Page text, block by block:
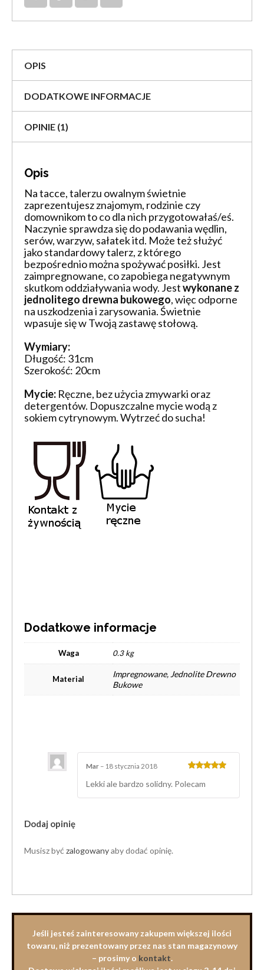
OPIS
DODATKOWE INFORMACJE
OPINIE (1)
Opis
Na tacce, talerzu owalnym świetnie
zaprezentujesz znajomym, rodzinie czy
domownikom to co dla nich przygotowałaś/eś.
Naczynie sprawdza się do podawania wędlin,
serów, warzyw, sałatek itd. Może też służyć
jako standardowy talerz, z którego
bezpośrednio można spożywać posiłki. Jest
zaimpregnowane, co zapobiega negatywnym
skutkom oddziaływania wody. Jestwykonane z
jednolitego drewna bukowego, więc odporne
na uszkodzenia i zarysowania. Świetnie
wpasuje się w Twoją zastawę stołową.
Wymiary:
Długość: 31cm
Szerokość: 20cm
Mycie: Ręczne, bez użycia zmywarki oraz
detergentów. Dopuszczalne mycie wodą z
sokiem cytrynowym. Wytrzeć do sucha!
Dodatkowe informacje
Waga 0.3 kg
Material
Impregnowane, Jednolite Drewno
Bukowe
Mar – 18 stycznia 2018
Lekki ale bardzo solidny. Polecam
Dodaj opinię
Musisz być zalogowanyaby dodać opinię.
Jeśli jesteś zainteresowany zakupem większej ilości
towaru, niż prezentowany przez nas stan magazynowy
– prosimy o kontakt.